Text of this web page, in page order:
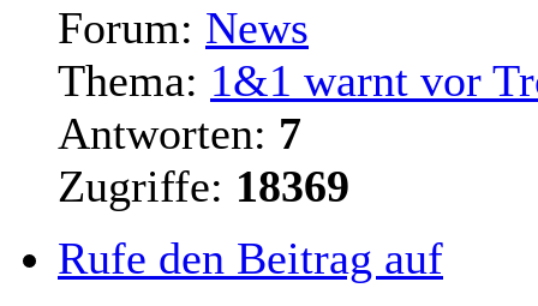
Forum: News
Thema: 1&1 warnt vor
Antworten: 7
Zugriffe: 18369
Rufe den Beitrag auf